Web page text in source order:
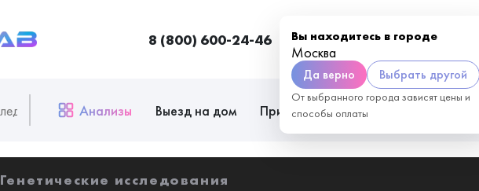
8 (800) 600-24-46 Вы находитесь в городе
Москва
Да верно Выбрать другой
От выбранного города зависят цены и
способы оплаты
Москва
Анализы Выезд на дом Приём врачей
Генетические исследования